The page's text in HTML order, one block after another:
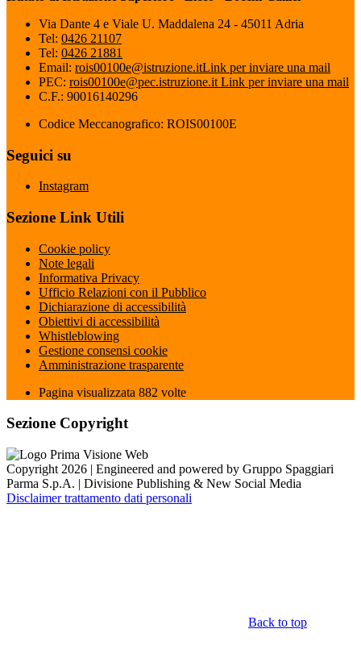
Via Dante 4 e Viale U. Maddalena 24 - 45011 Adria
Tel: 0426 21107
Tel: 0426 21881
Email: rois00100e@istruzione.itLink per inviare una mail
PEC: rois00100e@pec.istruzione.it Link per inviare una mail
C.F.: 90016140296
Codice Meccanografico: ROIS00100E
Seguici su
Instagram
Sezione Link Utili
Cookie policy
Note legali
Informativa Privacy
Ufficio Relazioni con il Pubblico
Dichiarazione di accessibilità
Obiettivi di accessibilità
Whistleblowing
Gestione consensi cookie
Amministrazione trasparente
Pagina visualizzata 882 volte
Sezione Copyright
Copyright 2026 | Engineered and powered by Gruppo Spaggiari
Parma S.p.A. | Divisione Publishing & New Social Media
Disclaimer trattamento dati personali
Back to top